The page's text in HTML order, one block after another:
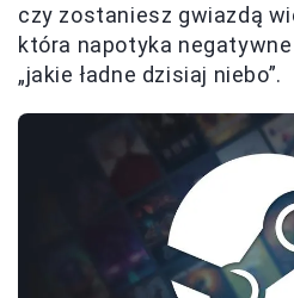
czy zostaniesz gwiazdą
która napotyka
„jakie ładne dzisiaj niebo”.